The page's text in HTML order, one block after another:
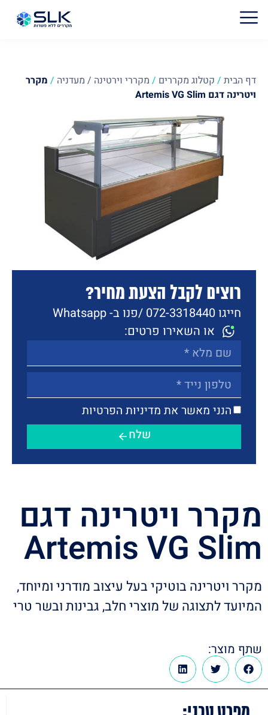
דף הבית / קטלוג מקררים / מקררי וירטינה / מעדניה / מקרר
ויטרינה דגם Artemis VG Slim
רוצים לקבל הצעת מחיר?
חייגו 072-3318440 /
פנו ב- Whatsapp
או השאירו פרטים:
הנני מאשר את מדיניות הפרטיות
שלח
מקרר ויטרינה דגם
Artemis VG Slim
מקרר ויטרינה בוטיקי בעל עיצוב מודרני ומיוחד,
המיועד לתצוגה של מוצרי חלב, גבינות ובשר טרי
שתף מוצר: